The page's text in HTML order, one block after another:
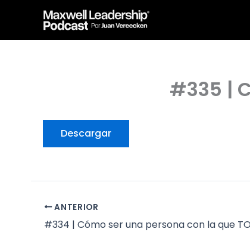
contenido
#335 |
Descargar
ANTERIOR